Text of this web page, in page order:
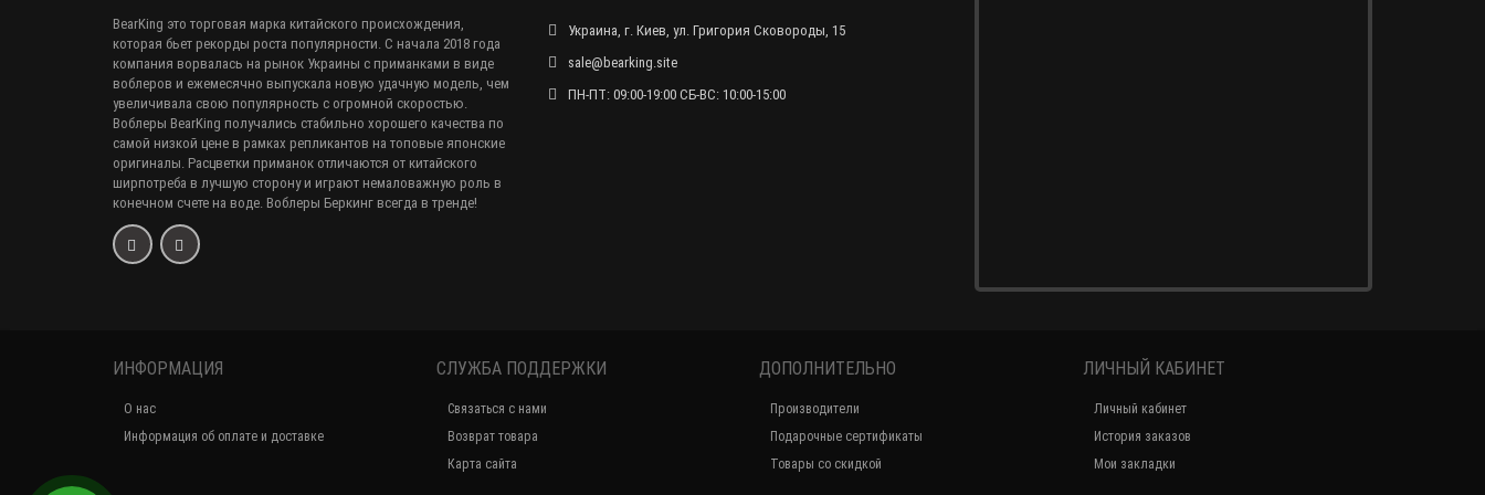
BearKing это торговая марка китайского происхождения,
которая бьет рекорды роста популярности. С начала 2018 года
компания ворвалась на рынок Украины с приманками в виде
воблеров и ежемесячно выпускала новую удачную модель, чем
увеличивала свою популярность с огромной скоростью.
Воблеры BearKing получались стабильно хорошего качества по
самой низкой цене в рамках репликантов на топовые японские
оригиналы. Расцветки приманок отличаются от китайского
ширпотреба в лучшую сторону и играют немаловажную роль в
конечном счете на воде. Воблеры Беркинг всегда в тренде!
Украина, г. Киев, ул. Григория Сковороды, 15
sale@bearking.site
ПН-ПТ: 09:00-19:00 СБ-ВС: 10:00-15:00
ИНФОРМАЦИЯ
О нас
Информация об оплате и доставке
СЛУЖБА ПОДДЕРЖКИ
Связаться с нами
Возврат товара
Карта сайта
ДОПОЛНИТЕЛЬНО
Производители
Подарочные сертификаты
Товары со скидкой
ЛИЧНЫЙ КАБИНЕТ
Личный кабинет
История заказов
Мои закладки